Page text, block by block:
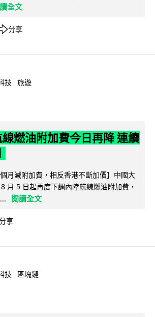
全文
分享
技 旅遊
燃油附加費今日再降 連續
個月減附加費，相反香港不斷加價】中國大
月 5 日起再度下調內陸航線燃油附加費，
閱讀全文
享
技 區塊鏈